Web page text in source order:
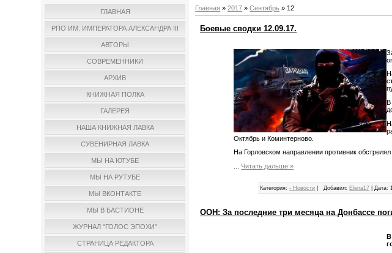
ГЛАВНАЯ
РПО ИМ. ИМПЕРАТОРА АЛЕКСАНДРА III
АВТОРЫ
СОВРЕМЕННИКИ
АРХИВ
КНИЖНАЯ ПОЛКА
ГАЛЕРЕЯ
НАША КНИЖНАЯ ЛАВКА
СУВЕНИРНАЯ ЛАВКА
МЫ НА ЮТУБЕ
МЫ НА РУТУБЕ
МЫ ВКОНТАКТЕ
МЫ В БАСТИОНЕ
ЖУРНАЛ "ГОЛОС ЭПОХИ"
СТРАНИЦА РЕДАКТОРА
Главная »2017 » Сентябрь » 12
Боевые сводки 12.09.17.
В
Октябрь и Коминтерново.
На Горловском направлении противник
Читать дальше »
Категория: - Новости Добавил: Elena17 Дата:
ООН: За последние три месяца на Донбассе
В